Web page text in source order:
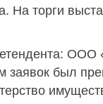
На торги
ООО
был